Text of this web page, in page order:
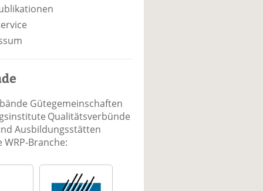
Gütegemeinschaften
Qualitätsverbünde
Ausbildungsstätten
Branche: